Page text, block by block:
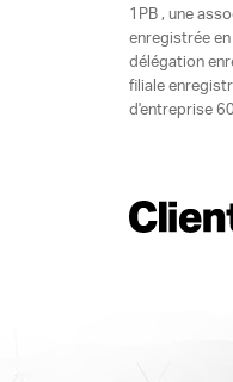
1PB , une
enregistrée
délégation
filiale
d'entreprise